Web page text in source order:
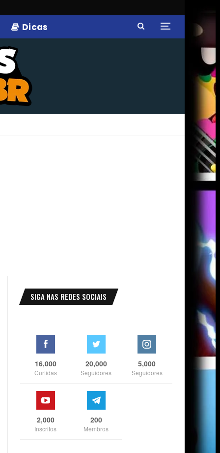
Dicas
SIGA NAS REDES SOCIAIS
16,000
Curtidas
20,000
Seguidores
5,000
Seguidores
2,000
Inscritos
200
Membros